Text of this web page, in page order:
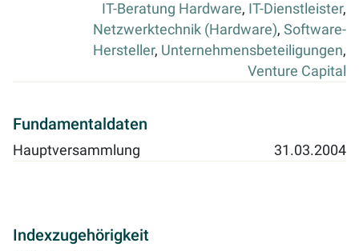
IT-Beratung Hardware, IT-Dienstleister,
Netzwerktechnik (Hardware), Software-
Hersteller, Unternehmensbeteiligungen,
Venture Capital
Fundamentaldaten
Hauptversammlung 31.03.2004
Indexzugehörigkeit